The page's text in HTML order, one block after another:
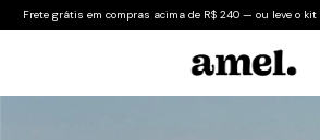
Frete grátis em compras acima de R$ 240 — ou leve o kit